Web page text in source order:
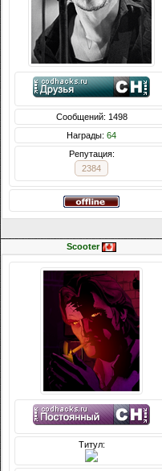
Сообщений: 1498
Награды: 64
Репутация:
2384
Scooter
Титул: